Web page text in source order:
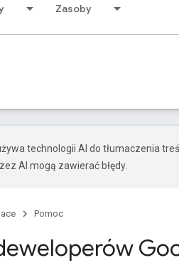
Zasoby
technologii AI do tłumaczenia
AI mogą zawierać błędy.
Pomoc
deweloperów